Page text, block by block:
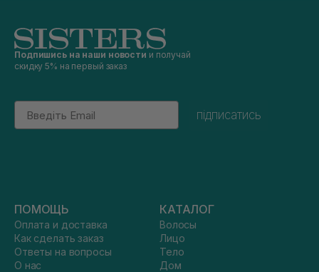
Подпишись на наши новости и получай
скидку 5% на первый заказ
Email
підписатись
ПОМОЩЬ
Оплата и доставка
Как сделать заказ
Ответы на вопросы
О нас
КАТАЛОГ
Волосы
Лицо
Тело
Дом